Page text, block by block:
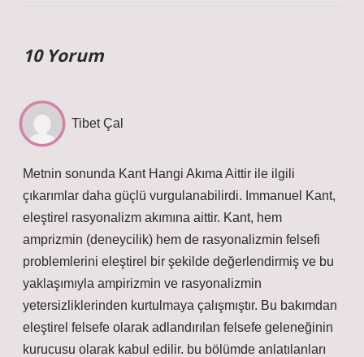
10 Yorum
Tibet Çal
Metnin sonunda Kant Hangi Akıma Aittir ile ilgili
çıkarımlar daha güçlü vurgulanabilirdi. Immanuel Kant,
eleştirel rasyonalizm akımına aittir. Kant, hem
amprizmin (deneycilik) hem de rasyonalizmin felsefi
problemlerini eleştirel bir şekilde değerlendirmiş ve bu
yaklaşımıyla ampirizmin ve rasyonalizmin
yetersizliklerinden kurtulmaya çalışmıştır. Bu bakımdan
eleştirel felsefe olarak adlandırılan felsefe geleneğinin
kurucusu olarak kabul edilir. bu bölümde anlatılanları